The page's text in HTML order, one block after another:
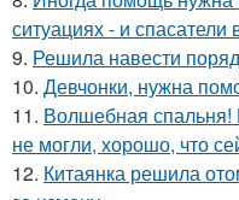
ситуациях - и спасатели
9. Решила навести
10. Девчонки, нужна
11. Волшебная спальня!
не могли, хорошо, что
12. Китаянка решила